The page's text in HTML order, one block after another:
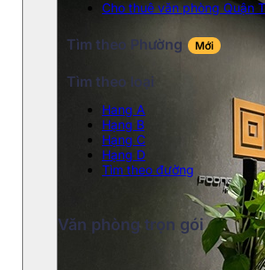
Cho thuê văn phòng Quận
Tìm theo Phường Mới
Tìm theo loại
Hang A
Hạng B
Hạng C
Hạng D
Tìm theo đường
Văn phòng trọn gói
BTL0003
Diện tích
Phí dịch vụ